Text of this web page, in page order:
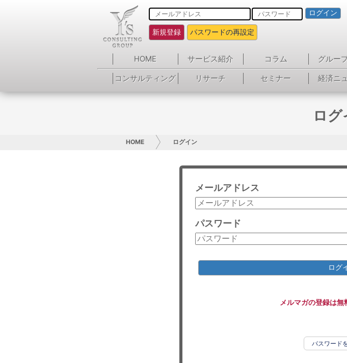
ログイン
新規登録 パスワードの再設定
HOME サービス紹介 コラム グルー
コンサルティング
リサーチ セミナー 経済ニ
ログ
HOME ログイン
メールアドレス
パスワード
ログ
メルマガの登録は無
パスワード